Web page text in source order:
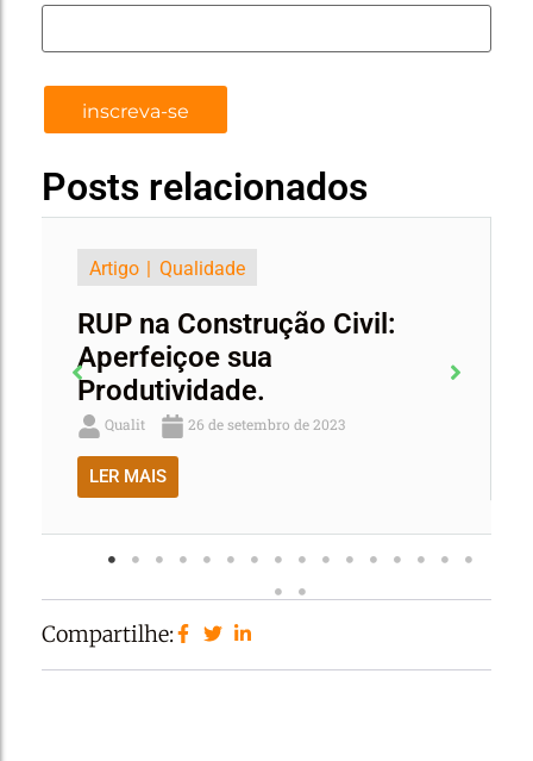
Posts relacionados
Artigo Qualidade
RUP na Construção Civil:
Aperfeiçoe sua
Produtividade.
Qualit 26 de setembro de 2023
LER MAIS
Compartilhe: